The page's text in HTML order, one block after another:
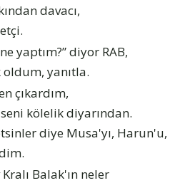
davacı,
yaptım?” diyor RAB,
oldum, yanıtla.
çıkardım,
kölelik diyarından.
diye Musa'yı, Harun'u,
Balak'ın neler